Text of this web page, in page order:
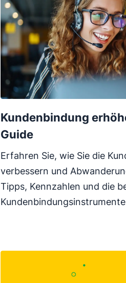
Kundenbindung
Guide
Erfahren Sie, wie Sie die
verbessern und
Tipps, Kennzahlen und die